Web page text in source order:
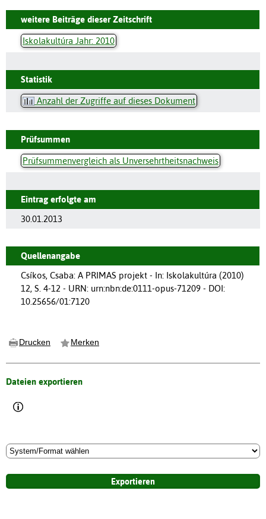
weitere Beiträge dieser Zeitschrift
Iskolakultúra Jahr: 2010
Statistik
Anzahl der Zugriffe auf dieses Dokument
Prüfsummen
Prüfsummenvergleich als Unversehrtheitsnachweis
Eintrag erfolgte am
30.01.2013
Quellenangabe
Csíkos, Csaba: A PRIMAS projekt - In: Iskolakultúra (2010)
12, S. 4-12 - URN: urn:nbn:de:0111-opus-71209 - DOI:
10.25656/01:7120
Drucken Merken
Dateien exportieren